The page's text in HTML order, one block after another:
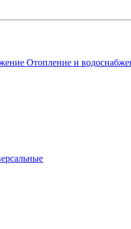
Отопление и